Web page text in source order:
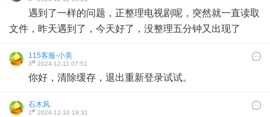
遇到了一样的问题，正整理电视剧呢，突然就一直读取
文件，昨天遇到了，今天好了，没整理五分钟又出现了
115客服-小美
3# 2024-12-11 07:51
你好，清除缓存，退出重新登录试试。
石木风
2# 2024-12-10 19:31